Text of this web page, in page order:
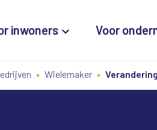
inwoners Voor
Wielemaker